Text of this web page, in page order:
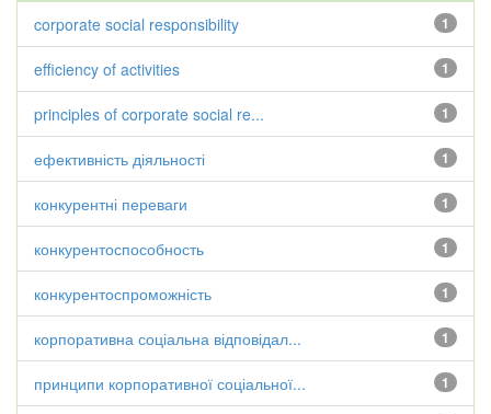
1
corporate social responsibility
1
efficiency of activities
1
principles of corporate social re...
1
ефективність діяльності
1
конкурентні переваги
1
конкурентоспособность
1
конкурентоспроможність
1
корпоративна соціальна відповідал...
1
принципи корпоративної соціальної...